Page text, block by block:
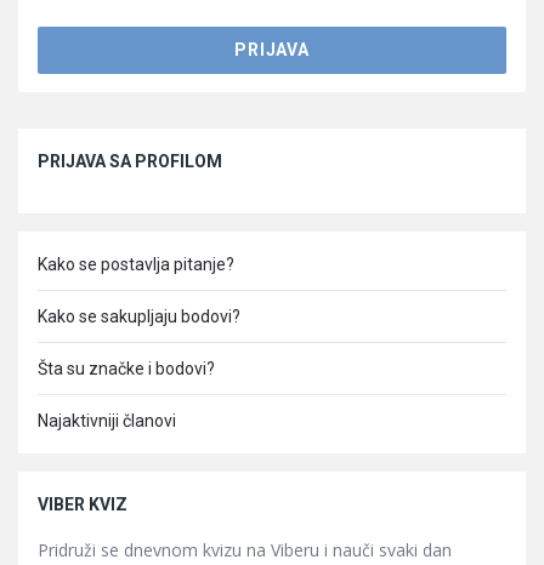
PRIJAVA SA PROFILOM
Kako se postavlja pitanje?
Kako se sakupljaju bodovi?
Šta su značke i bodovi?
Najaktivniji članovi
VIBER KVIZ
Pridruži se dnevnom kvizu na Viberu i nauči svaki dan